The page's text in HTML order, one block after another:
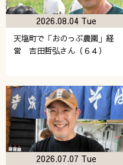
天塩町で「おのっぷ農園」経
営 吉田哲弘さん（６４）
2026.08.04 Tue
2026.07.07 Tue